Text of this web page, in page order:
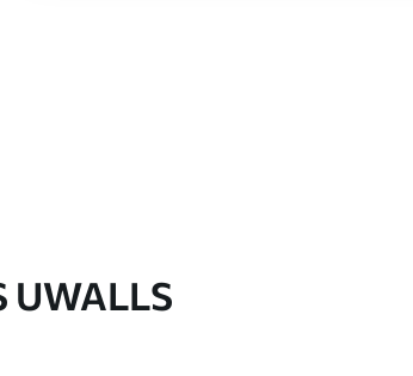
UWALLS